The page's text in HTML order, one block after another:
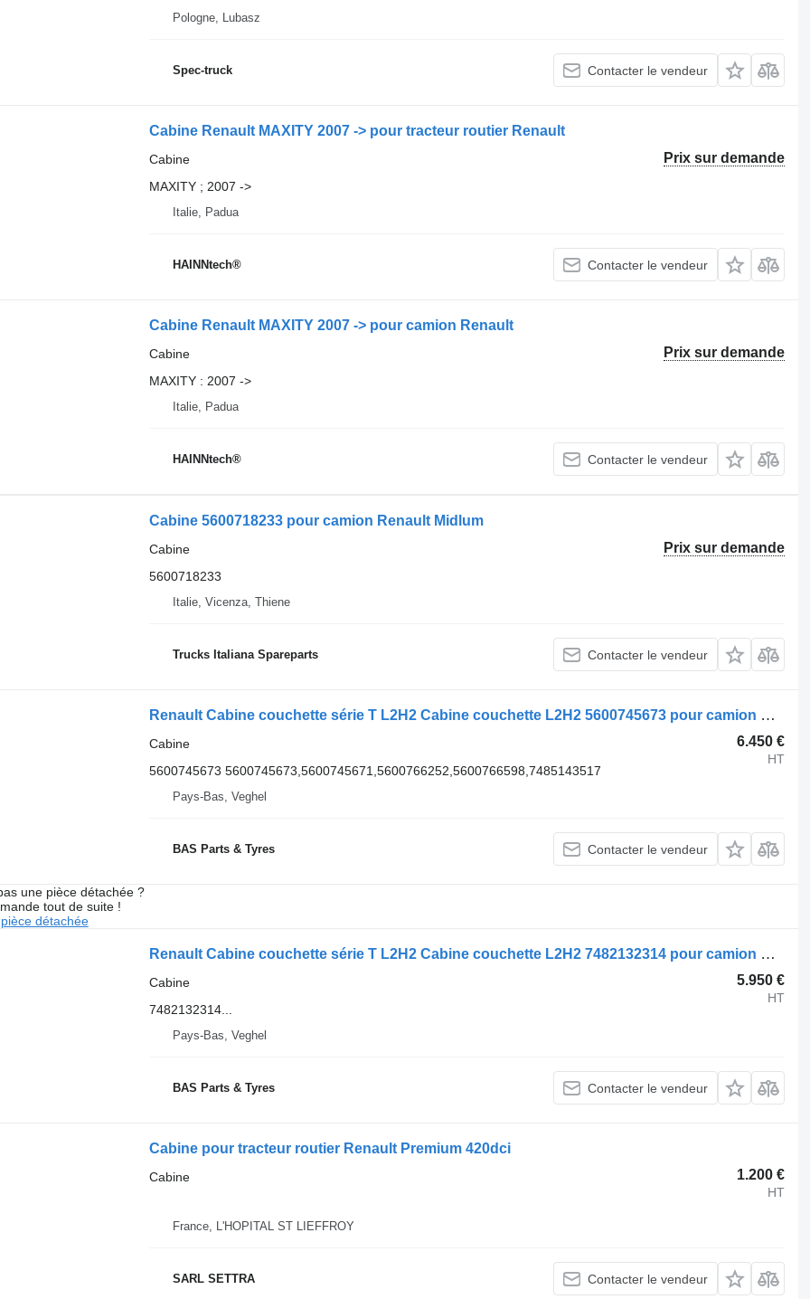
Pologne, Lubasz
Spec-truck Contacter le vendeur
Cabine Renault MAXITY 2007 -> pour tracteur routier Renault
Prix sur demande
Cabine
MAXITY ; 2007 ->
Italie, Padua
HAINNtech® Contacter le vendeur
Cabine Renault MAXITY 2007 -> pour camion Renault
Prix sur demande
Cabine
MAXITY : 2007 ->
Italie, Padua
HAINNtech® Contacter le vendeur
Cabine 5600718233 pour camion Renault Midlum
Prix sur demande
Cabine
5600718233
Italie, Vicenza, Thiene
Trucks Italiana Spareparts Contacter le vendeur
Renault Cabine couchette série T L2H2 Cabine couchette L2H2 5600745673 pour camion Renault T-Serie
6.450 €
HT
Cabine
5600745673 5600745673,5600745671,5600766252,5600766598,7485143517
Pays-Bas, Veghel
BAS Parts & Tyres Contacter le vendeur
une pièce détachée ?
tout de suite !
détachée
Renault Cabine couchette série T L2H2 Cabine couchette L2H2 7482132314 pour camion Renault T-Serie
5.950 €
HT
Cabine
7482132314...
Pays-Bas, Veghel
BAS Parts & Tyres Contacter le vendeur
Cabine pour tracteur routier Renault Premium 420dci
1.200 €
HT
Cabine
France, L'HOPITAL ST LIEFFROY
SARL SETTRA Contacter le vendeur